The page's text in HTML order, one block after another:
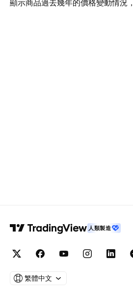
顯示商品過去幾年的價格變動情況
人類製造
繁體中文